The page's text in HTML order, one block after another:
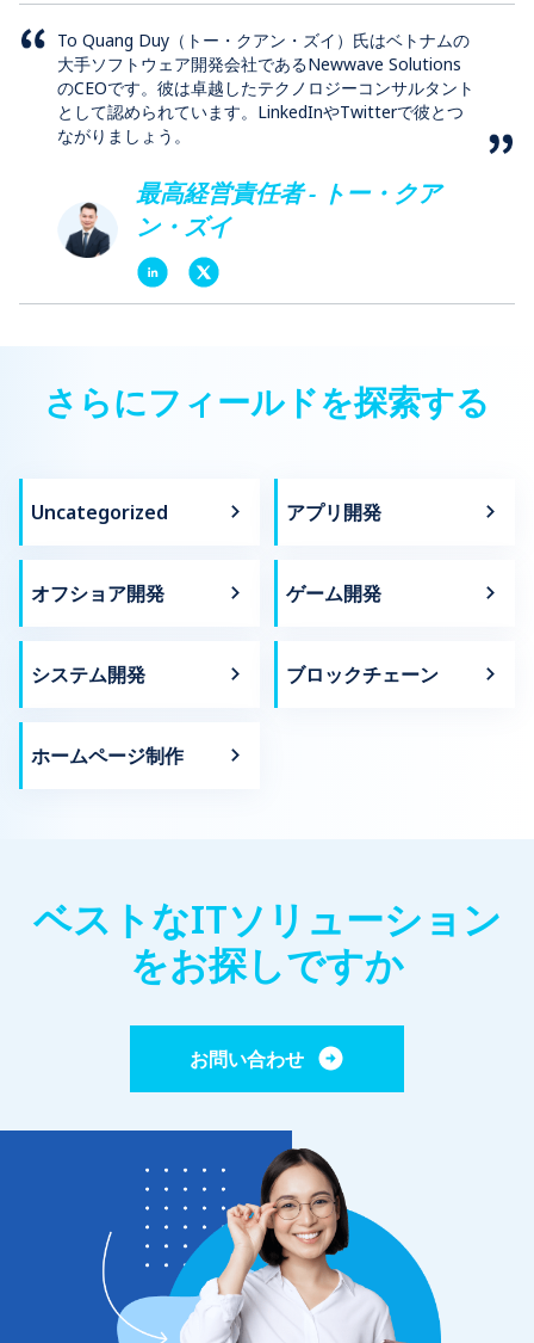
To Quang Duy（トー・クアン・ズイ）氏はベトナムの
大手ソフトウェア開発会社であるNewwave Solutions
のCEOです。彼は卓越したテクノロジーコンサルタント
として認められています。LinkedInやTwitterで彼とつ
ながりましょう。
最高経営責任者 - トー・クア
ン・ズイ
さらにフィールドを探索する
Uncategorized アプリ開発
オフショア開発 ゲーム開発
システム開発 ブロックチェーン
ホームページ制作
ベストなITソリューション
をお探しですか
お問い合わせ